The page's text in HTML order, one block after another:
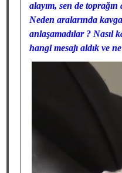
alayım, sen de
Neden aralarında
anlaşamadılar ? Nasıl
hangi mesajı aldık ve